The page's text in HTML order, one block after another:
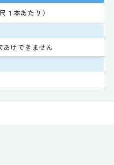
１本あたり）
あけできません